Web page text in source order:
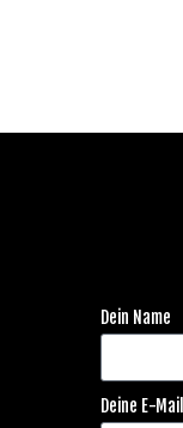
Dein Name
Deine E-